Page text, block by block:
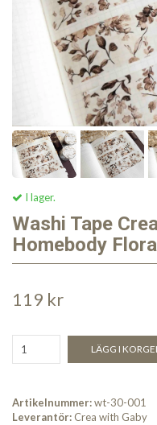
I lager.
Washi Tape
Homebody
119 kr
LÄGG I
Artikelnummer:wt-30-001
Leverantör:Crea with Gaby